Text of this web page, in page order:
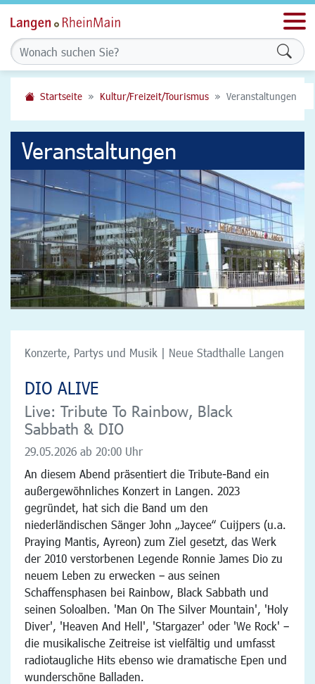
Startseite Kultur/Freizeit/Tourismus Veranstaltungen
Veranstaltungen
Konzerte, Partys und Musik | Neue Stadthalle Langen
DIO ALIVE
Live: Tribute To Rainbow, Black
Sabbath & DIO
29.05.2026 ab 20:00 Uhr
An diesem Abend präsentiert die Tribute-Band ein
außergewöhnliches Konzert in Langen. 2023
gegründet, hat sich die Band um den
niederländischen Sänger John „Jaycee“ Cuijpers (u.a.
Praying Mantis, Ayreon) zum Ziel gesetzt, das Werk
der 2010 verstorbenen Legende Ronnie James Dio zu
neuem Leben zu erwecken – aus seinen
Schaffensphasen bei Rainbow, Black Sabbath und
seinen Soloalben. 'Man On The Silver Mountain', 'Holy
Diver', 'Heaven And Hell', 'Stargazer' oder 'We Rock' –
die musikalische Zeitreise ist vielfältig und umfasst
radiotaugliche Hits ebenso wie dramatische Epen und
wunderschöne Balladen.